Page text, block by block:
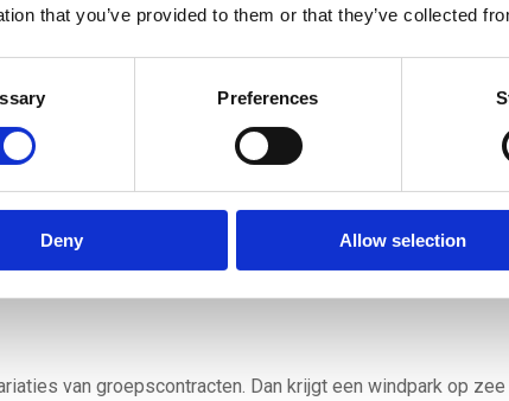
that you’ve provided to them or that they’ve collected
Preferences
Deny Allow selection
elektrolysers optimaal te
valt dan te denken aan
transportrechten. De
beperken, tegen een korting
ingezet wordt. Netbeheerders
van groepscontracten. Dan krijgt een windpark op